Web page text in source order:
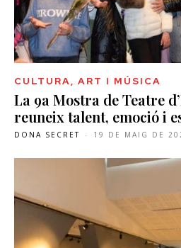
CULTURA, ART I MÚSICA
La 9a Mostra de Teatre
reuneix talent, emoció i
DONA SECRET - 19 DE MAIG DE